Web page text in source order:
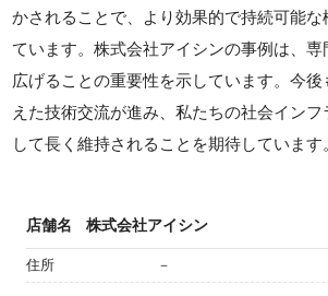
かされることで、より効果的で持続可能な
ています。株式会社アイシンの事例は、
広げることの重要性を示しています。今
えた技術交流が進み、私たちの社会イン
して長く維持されることを期待しています
店舗名 株式会社アイシン
住所 －